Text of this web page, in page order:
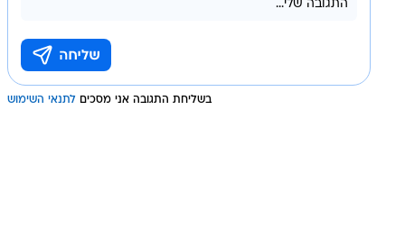
בשליחת התגובה אני מסכים לתנאי השימוש